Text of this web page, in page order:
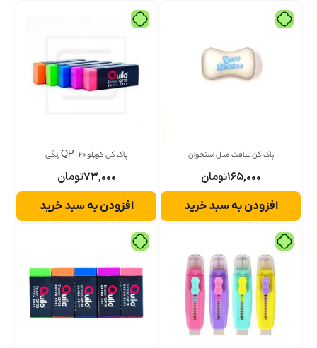
پاک کن سافت مدل استخوان
۱۶۵,۰۰۰تومان
افزودن به سبد خرید
پاک کن کویلو QP-20 رنگی
۷۳,۰۰۰تومان
افزودن به سبد خرید